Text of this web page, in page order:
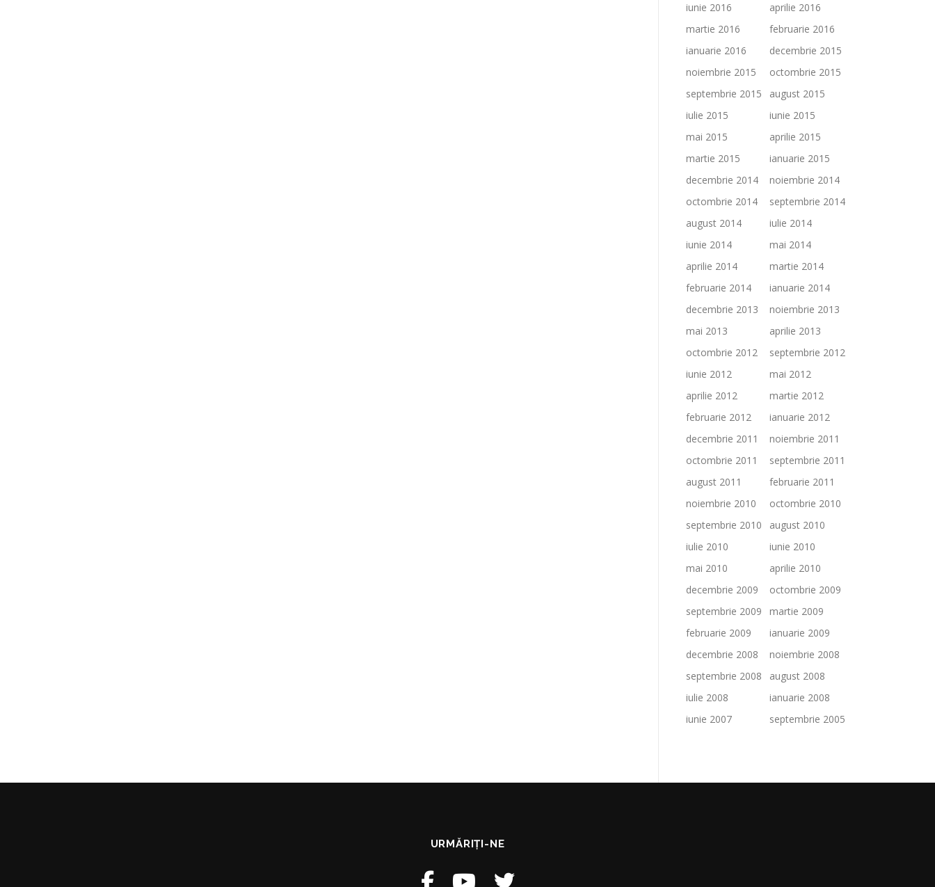
iunie 2016
aprilie 2016
martie 2016
februarie 2016
ianuarie 2016
decembrie 2015
noiembrie 2015
octombrie 2015
septembrie 2015
august 2015
iulie 2015
iunie 2015
mai 2015
aprilie 2015
martie 2015
ianuarie 2015
decembrie 2014
noiembrie 2014
octombrie 2014
septembrie 2014
august 2014
iulie 2014
iunie 2014
mai 2014
aprilie 2014
martie 2014
februarie 2014
ianuarie 2014
decembrie 2013
noiembrie 2013
mai 2013
aprilie 2013
octombrie 2012
septembrie 2012
iunie 2012
mai 2012
aprilie 2012
martie 2012
februarie 2012
ianuarie 2012
decembrie 2011
noiembrie 2011
octombrie 2011
septembrie 2011
august 2011
februarie 2011
noiembrie 2010
octombrie 2010
septembrie 2010
august 2010
iulie 2010
iunie 2010
mai 2010
aprilie 2010
decembrie 2009
octombrie 2009
septembrie 2009
martie 2009
februarie 2009
ianuarie 2009
decembrie 2008
noiembrie 2008
septembrie 2008
august 2008
iulie 2008
ianuarie 2008
iunie 2007
septembrie 2005
URMĂRIȚI-NE